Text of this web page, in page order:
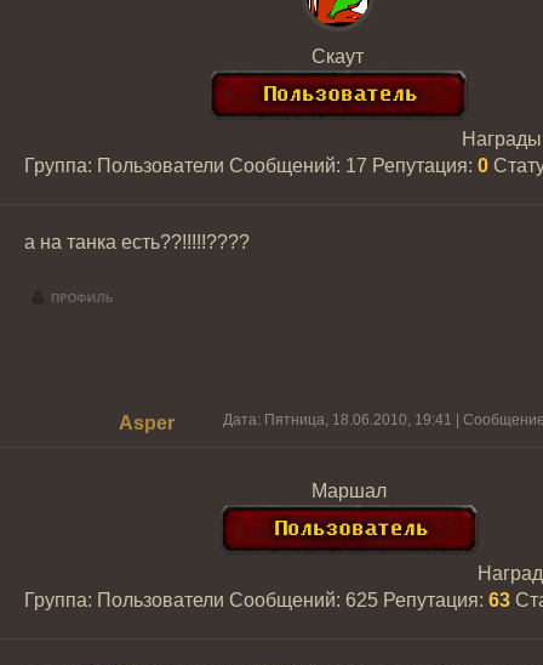
Скаут
Группа: Пользователи Сообщений: 17 Репутация: 0
а на танка есть??!!!!!????
Asper Дата: Пятница, 18.06.2010, 19:41 |
Маршал
Группа: Пользователи Сообщений: 625 Репутация: 63